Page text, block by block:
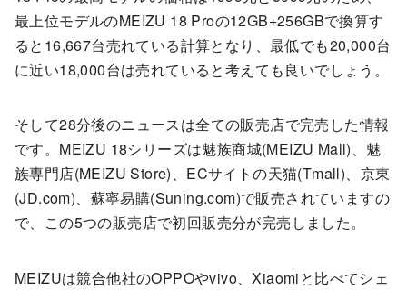
最上位モデルのMEIZU 18 Proの12GB+256GBで換算す
ると16,667台売れている計算となり、最低でも20,000台
に近い18,000台は売れていると考えても良いでしょう。
そして28分後のニュースは全ての販売店で完売した情報
です。MEIZU 18シリーズは魅族商城(MEIZU Mall)、魅
族専門店(MEIZU Store)、ECサイトの天猫(Tmall)、京東
(JD.com)、蘇寧易購(Suning.com)で販売されていますの
で、この5つの販売店で初回販売分が完売しました。
MEIZUは競合他社のOPPOやvivo、Xiaomiと比べてシェ